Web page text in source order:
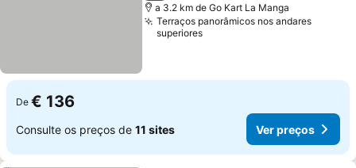
a 3.2 km de Go Kart La Manga
Terraços panorâmicos nos andares
superiores
De € 136
Consulte os preços de 11 sites Ver preços